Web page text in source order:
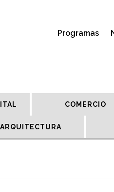
Programas
COMERCIO
ARQUITECTURA